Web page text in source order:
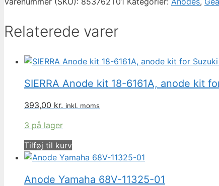
antal
Relaterede varer
SIERRA Anode kit 18-6161A, anode kit
393,00 kr. inkl. moms
3 på lager
Tilføj til kurv
Anode Yamaha 68V-11325-01